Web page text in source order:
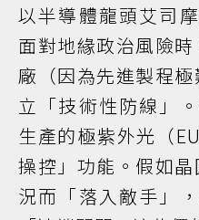
以半導體龍頭艾司
面對地緣政治風險
廠（因為先進製程
立「技術性防線」
生產的極紫外光（
操控」功能。假如
況而「落入敵手」